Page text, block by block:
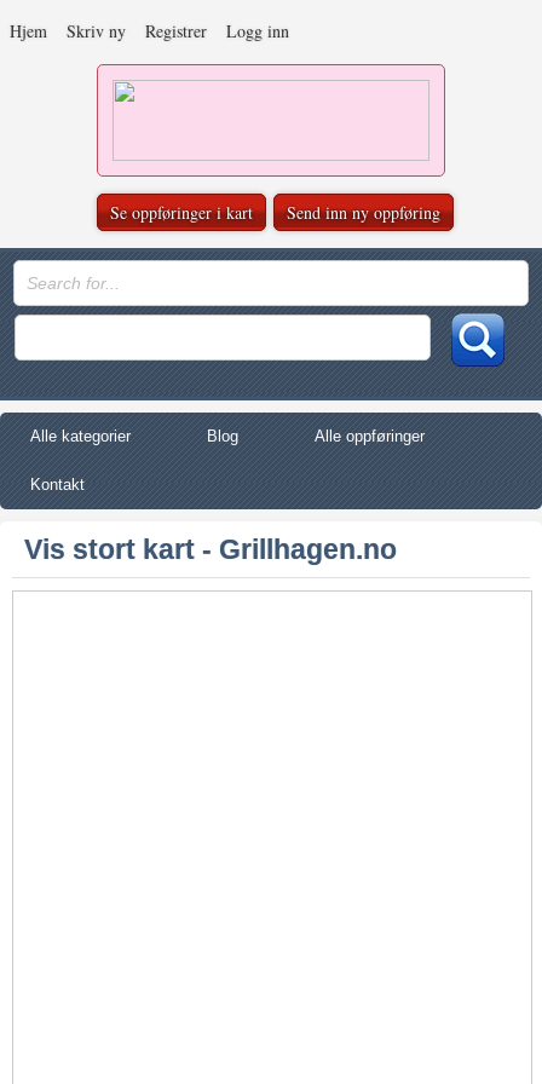
Hjem Skriv ny Registrer Logg inn
Se oppføringer i kart Send inn ny oppføring
Alle kategorier Blog Alle oppføringer
Kontakt
Vis stort kart - Grillhagen.no